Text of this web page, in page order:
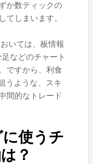
か数ティックの
てしまいます。
いては、板情報
などのチャート
ですから、利食
うような、スキ
間的なトレード
使うチ
？